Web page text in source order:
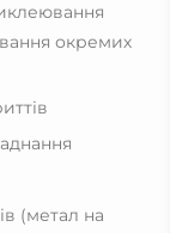
окремих
(метал на